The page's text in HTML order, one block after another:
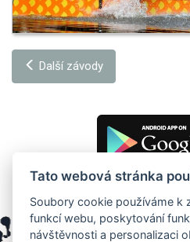
Další závody
Tato webová stránka
Soubory cookie používáme k
funkcí webu, poskytování
návštěvnosti a personalizaci